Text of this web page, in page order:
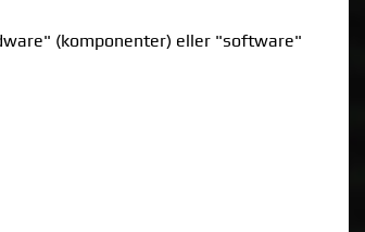
(komponenter) eller "software"